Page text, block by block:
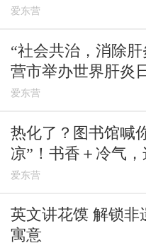
与“观鸟经济”新图景
爱东营
“社会共治，消除
营市举办世界肝炎
活动
爱东营
热化了？图书馆喊
凉”！书香＋冷气
了
爱东营
英文讲花馍 解锁非
寓意